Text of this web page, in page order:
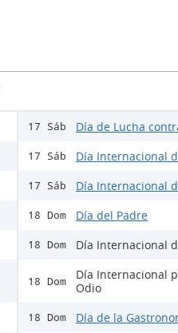
17 Sáb Día de Lucha
17 Sáb Día Internacional
17 Sáb Día Internacional
18 Dom Día del Padre
18 Dom Día Internacional
18 Dom
Día Internacional
Odio
18 Dom Día de la